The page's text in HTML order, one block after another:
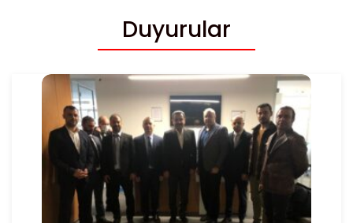
Duyurular